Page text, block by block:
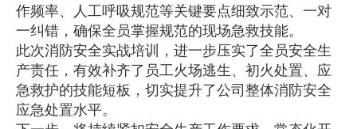
作频率、人工呼吸规范等关键要点细致示范、一对
一纠错，确保全员掌握规范的现场急救技能。
此次消防安全实战培训，进一步压实了全员安全生
产责任，有效补齐了员工火场逃生、初火处置、应
急救护的技能短板，切实提升了公司整体消防安全
应急处置水平。